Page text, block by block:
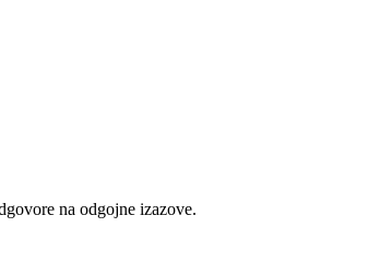
na odgojne izazove.